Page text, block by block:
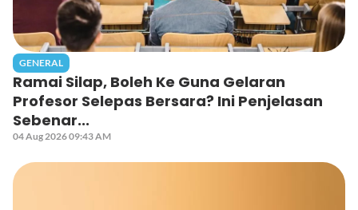
GENERAL
Ramai Silap, Boleh Ke Guna Gelaran
Profesor Selepas Bersara? Ini Penjelasan
Sebenar...
04 Aug 2026 09:43 AM